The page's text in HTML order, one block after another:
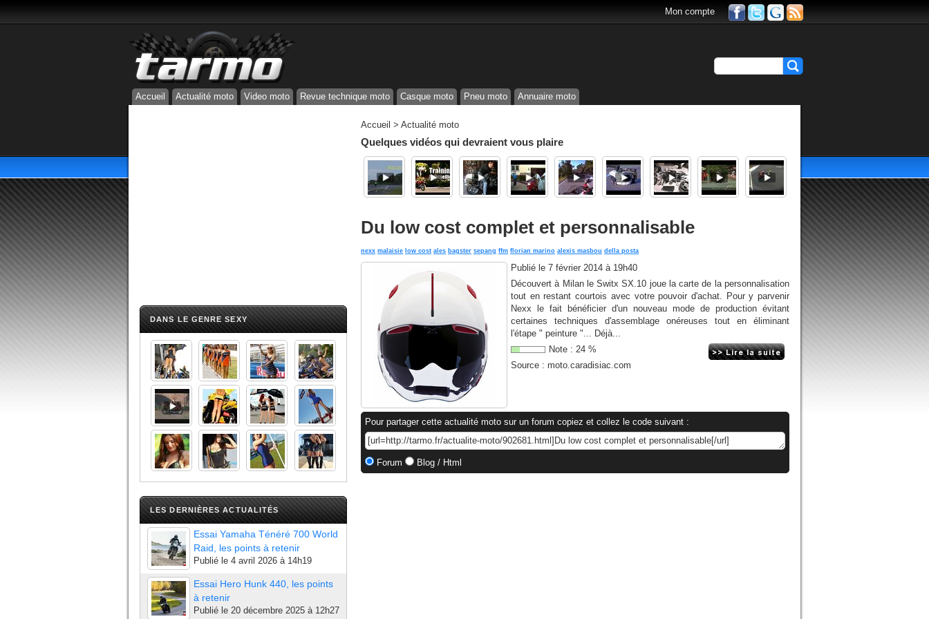
Mon compte
Accueil Actualité moto Video moto Revue technique moto Casque moto Pneu moto Annuaire moto
DANS LE GENRE SEXY
LES DERNIÈRES ACTUALITÉS
Essai Yamaha Ténéré 700 World
Raid, les points à retenir
Publié le 4 avril 2026 à 14h19
Essai Hero Hunk 440, les points
à retenir
Publié le 20 décembre 2025 à 12h27
Accueil > Actualité moto
Quelques vidéos qui devraient vous plaire
Du low cost complet et personnalisable
nexx malaisie low cost ales bagster sepang ffm florian marino alexis masbou della posta
Publié le 7 février 2014 à 19h40
Découvert à Milan le Switx SX.10 joue la carte de la personnalisation
tout en restant courtois avec votre pouvoir d'achat. Pour y parvenir
Nexx le fait bénéficier d'un nouveau mode de production évitant
certaines techniques d'assemblage onéreuses tout en éliminant
l'étape " peinture "... Déjà...
Note : 24 %
Source : moto.caradisiac.com
Pour partager cette actualité moto sur un forum copiez et collez le code suivant :
Forum Blog / Html